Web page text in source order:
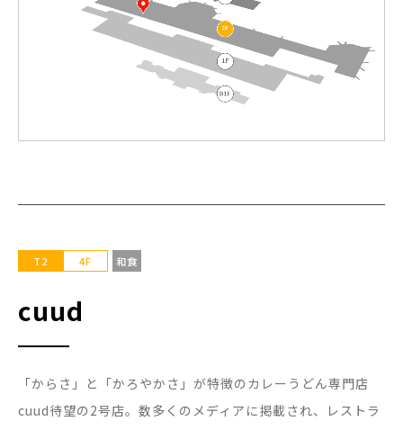
T2 4F 和食
cuud
「からさ」と「かろやかさ」が特徴のカレーうどん専門店
cuud待望の2号店。数多くのメディアに掲載され、レストラ